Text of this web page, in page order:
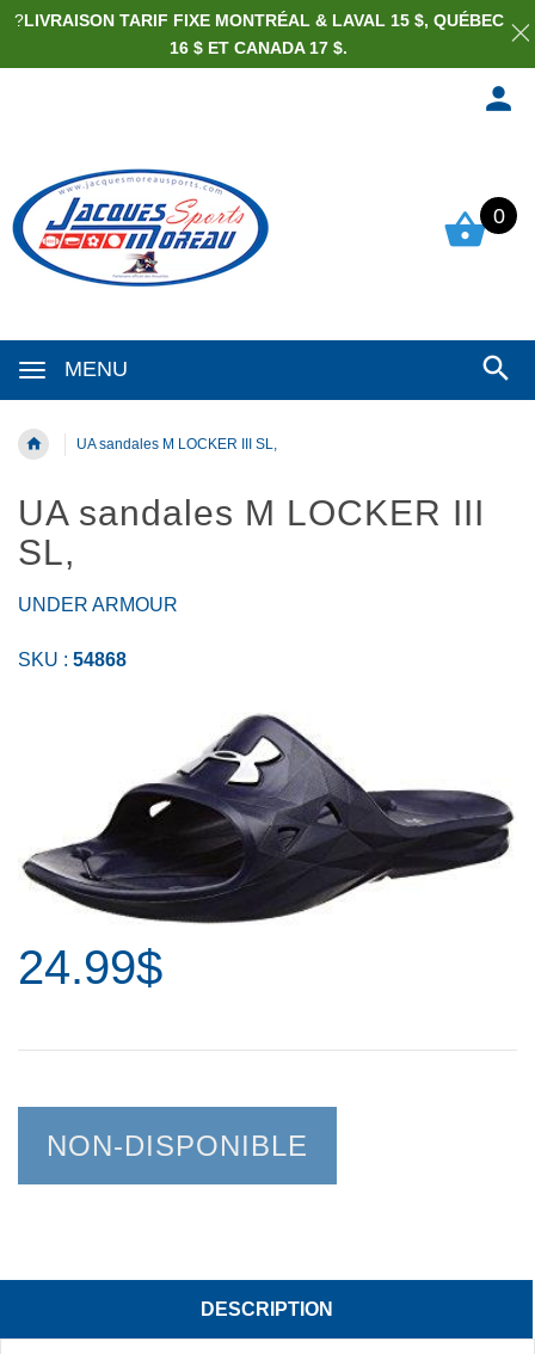
MENU
0
UA sandales M LOCKER III SL,
UA sandales M LOCKER III
SL,
UNDER ARMOUR
SKU : 54868
24.99$
NON-DISPONIBLE
DESCRIPTION
?LIVRAISON TARIF FIXE MONTRÉAL & LAVAL 15 $, QUÉBEC
16 $ ET CANADA 17 $.